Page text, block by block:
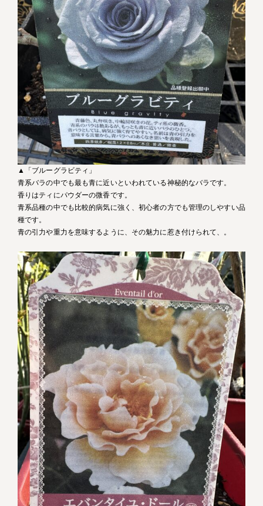
▲「ブルーグラビティ」
青系バラの中でも最も青に近いといわれている神秘的なバラです。
香りはティにパウダーの微香です。
青系品種の中でも比較的病気に強く、初心者の方でも管理のしやすい品
種です。
青の引力や重力を意味するように、その魅力に惹き付けられて、。